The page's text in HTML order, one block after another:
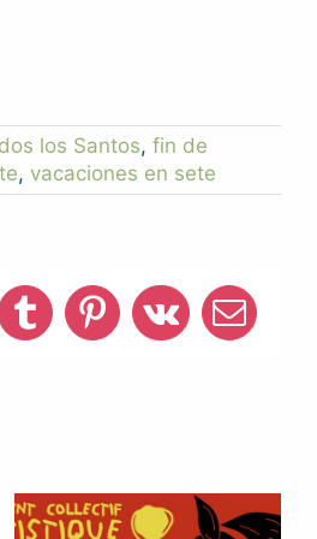
los Santos, fin de
, vacaciones en sete
TumblrPinterest
Vk Email